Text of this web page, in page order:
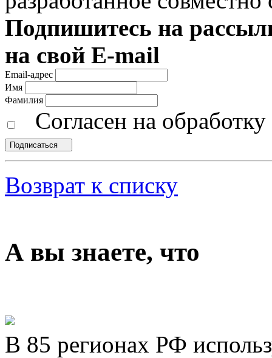
Подпишитесь на
на свой E-mail
Email-адрес
Имя
Фамилия
Согласен на
Подписаться
Возврат к списку
А вы знаете, что
В 85 регионах РФ